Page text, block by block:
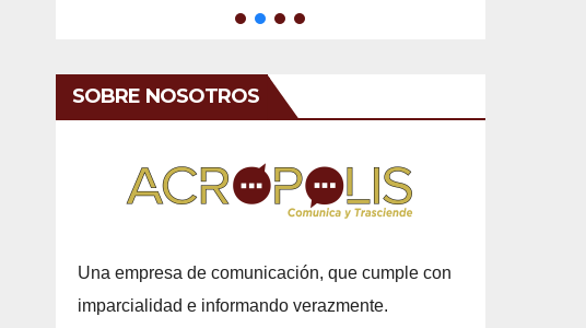
SOBRE NOSOTROS
Una empresa de comunicación, que cumple con
imparcialidad e informando verazmente.